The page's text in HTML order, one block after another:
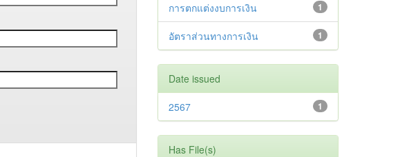
1
การตกแต่งงบการเงิน
1
อัตราส่วนทางการเงิน
Date issued
1
2567
Has File(s)